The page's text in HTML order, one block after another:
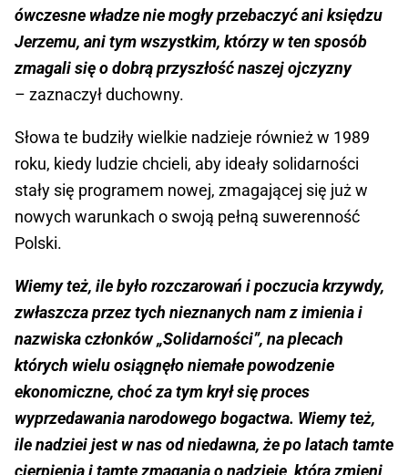
ówczesne władze nie mogły przebaczyć ani księdzu
Jerzemu, ani tym wszystkim, którzy w ten sposób
zmagali się o dobrą przyszłość naszej ojczyzny
– zaznaczył duchowny.
Słowa te budziły wielkie nadzieje również w 1989
roku, kiedy ludzie chcieli, aby ideały solidarności
stały się programem nowej, zmagającej się już w
nowych warunkach o swoją pełną suwerenność
Polski.
Wiemy też, ile było rozczarowań i poczucia krzywdy,
zwłaszcza przez tych nieznanych nam z imienia i
nazwiska członków „Solidarności”, na plecach
których wielu osiągnęło niemałe powodzenie
ekonomiczne, choć za tym krył się proces
wyprzedawania narodowego bogactwa. Wiemy też,
ile nadziei jest w nas od niedawna, że po latach tamte
cierpienia i tamte zmagania o nadzieję, która zmieni